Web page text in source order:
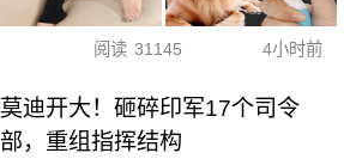
阅读 31145 4小时前
莫迪开大！砸碎印军17个司令
部，重组指挥结构